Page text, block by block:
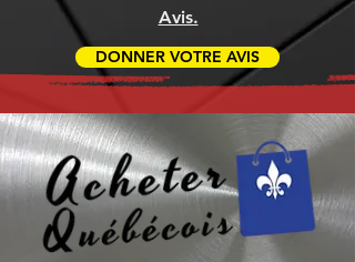
Avis.
DONNER VOTRE AVIS